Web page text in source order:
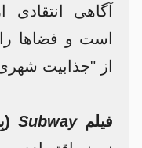
آگاهی
است و فضاها
از "جذابیت
فیلمSubway